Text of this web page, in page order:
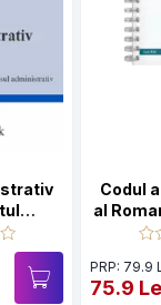
Codul
al
PRP: 79.9
75.9